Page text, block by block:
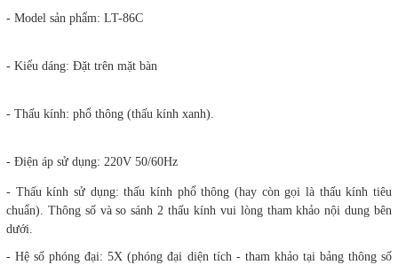
- Model sản phẩm: LT-86C
- Kiểu dáng: Đặt trên mặt bàn
- Thấu kính: phổ thông (thấu kính xanh).
- Điện áp sử dụng: 220V 50/60Hz
- Thấu kính sử dụng: thấu kính phổ thông (hay còn gọi là thấu kính tiêu
chuẩn). Thông số và so sánh 2 thấu kính vui lòng tham khảo nội dung bên
dưới.
- Hệ số phóng đại: 5X (phóng đại diện tích - tham khảo tại bảng thông số